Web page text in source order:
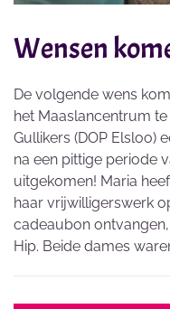
Wensen
De volgende wens
het Maaslancentrum
Gullikers (DOP Elsloo)
na een pittige periode
uitgekomen! Maria
haar vrijwilligerswerk
cadeaubon
Hip. Beide dames